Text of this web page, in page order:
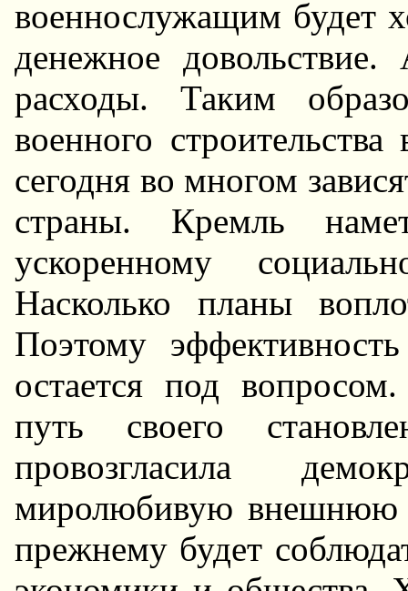
военнослужащим будет
денежное
расходы. Таким
военного
сегодня во многом
страны. Кремль
ускоренному
Hасколько планы
Поэтому
остается под
путь своего
провозгласила
миролюбивую внешнюю
прежнему будет